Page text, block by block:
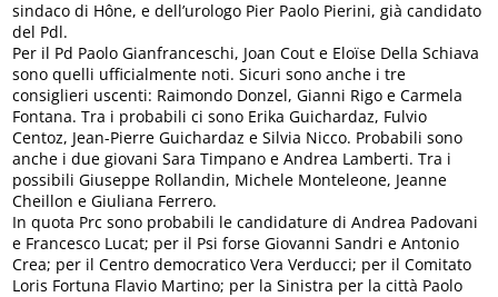
sindaco di Hône, e dell’urologo Pier Paolo Pierini, già candidato
del Pdl.
Per il Pd Paolo Gianfranceschi, Joan Cout e Eloïse Della Schiava
sono quelli ufficialmente noti. Sicuri sono anche i tre
consiglieri uscenti: Raimondo Donzel, Gianni Rigo e Carmela
Fontana. Tra i probabili ci sono Erika Guichardaz, Fulvio
Centoz, Jean-Pierre Guichardaz e Silvia Nicco. Probabili sono
anche i due giovani Sara Timpano e Andrea Lamberti. Tra i
possibili Giuseppe Rollandin, Michele Monteleone, Jeanne
Cheillon e Giuliana Ferrero.
In quota Prc sono probabili le candidature di Andrea Padovani
e Francesco Lucat; per il Psi forse Giovanni Sandri e Antonio
Crea; per il Centro democratico Vera Verducci; per il Comitato
Loris Fortuna Flavio Martino; per la Sinistra per la città Paolo